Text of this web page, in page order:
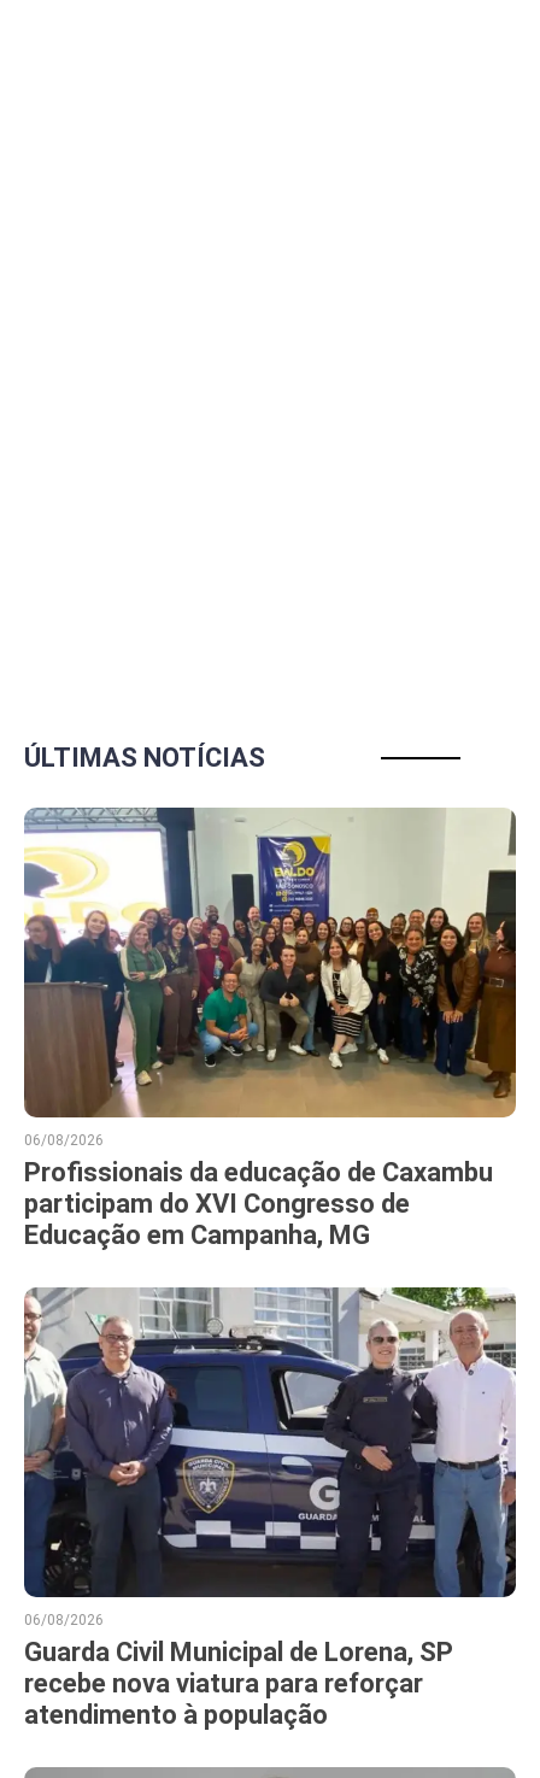
ÚLTIMAS NOTÍCIAS
06/08/2026
Profissionais da educação de Caxambu
participam do XVI Congresso de
Educação em Campanha, MG
06/08/2026
Guarda Civil Municipal de Lorena, SP
recebe nova viatura para reforçar
atendimento à população